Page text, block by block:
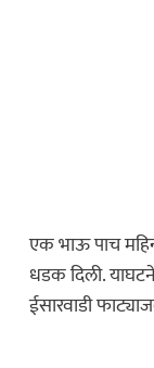
एक भाऊ पाच
धडक दिली.
ईसारवाडी